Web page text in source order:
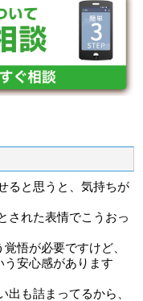
ると思うと、気持ちが
された表情でこうおっ
覚悟が必要ですけど、
う安心感があります
出も詰まってるから、